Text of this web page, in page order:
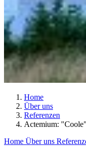
Home
Über uns
Referenzen
Actemium:
Home Über uns